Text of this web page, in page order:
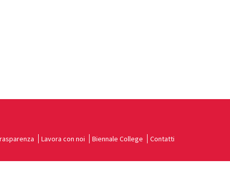
Lavora con noi Biennale College Contatti